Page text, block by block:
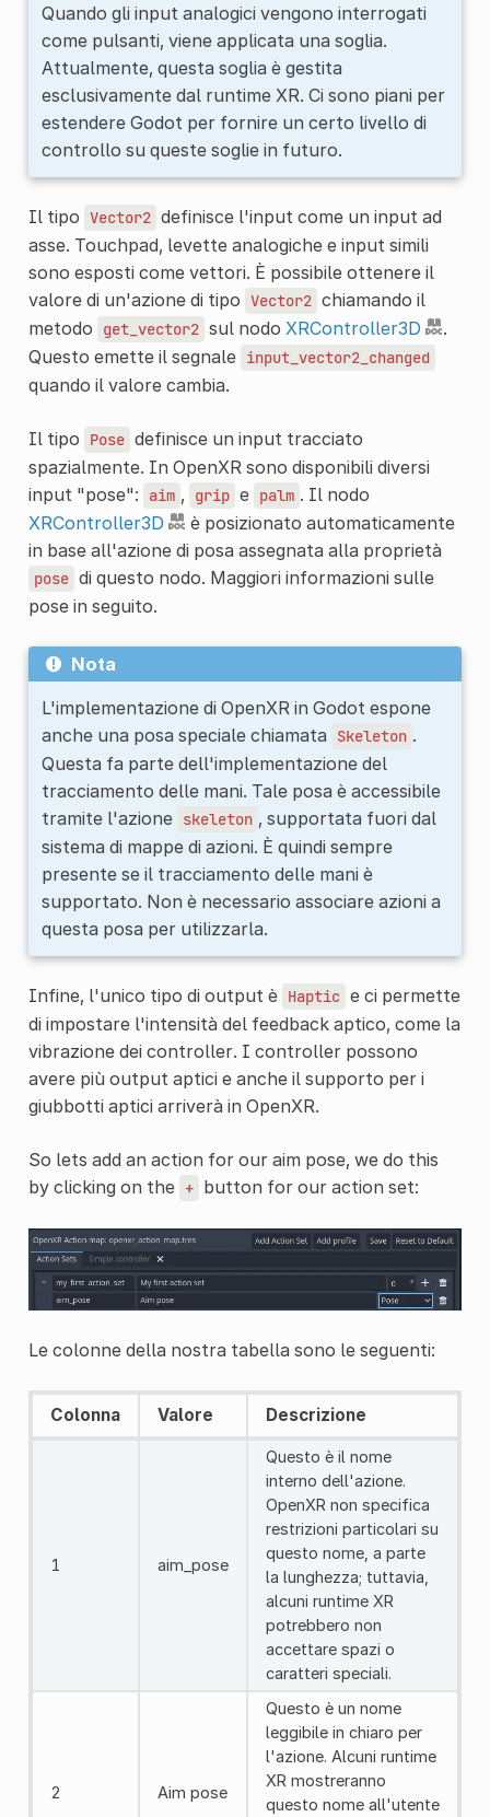
Quando gli input analogici vengono interrogati
come pulsanti, viene applicata una soglia.
Attualmente, questa soglia è gestita
esclusivamente dal runtime XR. Ci sono piani per
estendere Godot per fornire un certo livello di
controllo su queste soglie in futuro.
Il tipo Vector2 definisce l'input come un input ad
asse. Touchpad, levette analogiche e input simili
sono esposti come vettori. È possibile ottenere il
valore di un'azione di tipo Vector2 chiamando il
metodo
get_vector2 sul nodo XRController3D
.
Questo emette il segnale input_vector2_changed
quando il valore cambia.
Il tipo Pose definisce un input tracciato
spazialmente. In OpenXR sono disponibili diversi
input "pose":
aim , grip e palm . Il nodo
XRController3D
è posizionato automaticamente
in base all'azione di posa assegnata alla proprietà
pose di questo nodo. Maggiori informazioni sulle
pose in seguito.
Nota
L'implementazione di OpenXR in Godot espone
anche una posa speciale chiamata
Skeleton .
Questa fa parte dell'implementazione del
tracciamento delle mani. Tale posa è accessibile
tramite l'azione skeleton , supportata fuori dal
sistema di mappe di azioni. È quindi sempre
presente se il tracciamento delle mani è
supportato. Non è necessario associare azioni a
questa posa per utilizzarla.
Infine, l'unico tipo di output è Haptic e ci permette
di impostare l'intensità del feedback aptico, come la
vibrazione dei controller. I controller possono
avere più output aptici e anche il supporto per i
giubbotti aptici arriverà in OpenXR.
So lets add an action for our aim pose, we do this
by clicking on the + button for our action set:
Le colonne della nostra tabella sono le seguenti:
Colonna Valore Descrizione
1 aim_pose
Questo è il nome
interno dell'azione.
OpenXR non specifica
restrizioni particolari su
questo nome, a parte
la lunghezza; tuttavia,
alcuni runtime XR
potrebbero non
accettare spazi o
caratteri speciali.
2 Aim pose
Questo è un nome
leggibile in chiaro per
l'azione. Alcuni runtime
XR mostreranno
questo nome all'utente